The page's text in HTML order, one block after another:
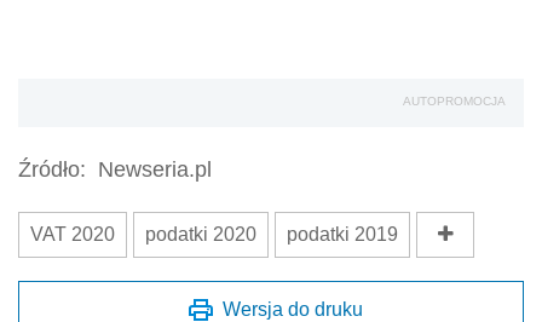
AUTOPROMOCJA
Źródło: Newseria.pl
VAT 2020 podatki 2020 podatki 2019
Wersja do druku